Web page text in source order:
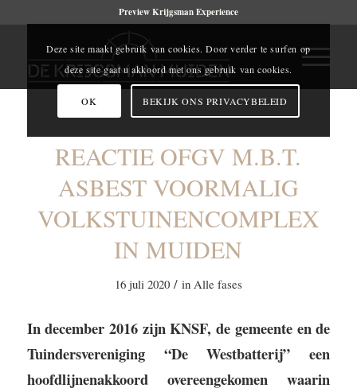
Preview Krijgsman Experience
REACTIE OFGV M.B.T.
ASBEST VOORMALIG
VOLKSTUINENCOMPLEX
IN MUIDEN
16 juli 2020 / in Alle fases
In december 2016 zijn KNSF, de gemeente en de
Tuindersvereniging “De Westbatterij” een
hoofdlijnenakkoord overeengekomen waarin
Deze site maakt gebruik van cookies. Door verder te surfen op
deze site gaat u akkoord met ons gebruik van cookies.
OK BEKIJK ONS PRIVACYBELEID